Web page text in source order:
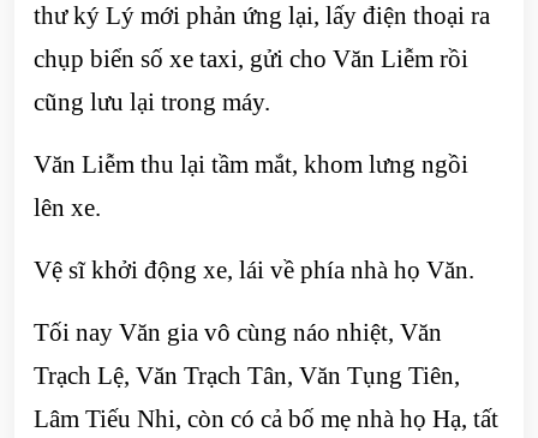
thư ký Lý mới phản ứng lại, lấy điện thoại ra
chụp biển số xe taxi, gửi cho Văn Liễm rồi
cũng lưu lại trong máy.
Văn Liễm thu lại tầm mắt, khom lưng ngồi
lên xe.
Vệ sĩ khởi động xe, lái về phía nhà họ Văn.
Tối nay Văn gia vô cùng náo nhiệt, Văn
Trạch Lệ, Văn Trạch Tân, Văn Tụng Tiên,
Lâm Tiếu Nhi, còn có cả bố mẹ nhà họ Hạ, tất